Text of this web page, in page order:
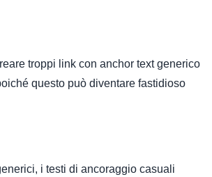
troppi link con anchor text generico
questo può diventare fastidioso
i testi di ancoraggio casuali